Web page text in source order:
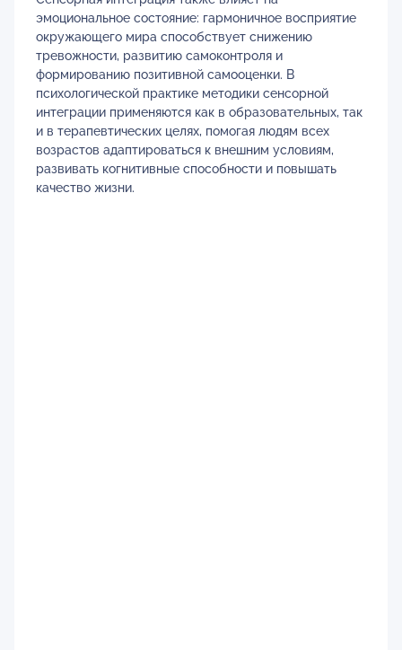
эмоциональное состояние: гармоничное восприятие
окружающего мира способствует снижению
тревожности, развитию самоконтроля и
формированию позитивной самооценки. В
психологической практике методики сенсорной
интеграции применяются как в образовательных, так
и в терапевтических целях, помогая людям всех
возрастов адаптироваться к внешним условиям,
развивать когнитивные способности и повышать
качество жизни.